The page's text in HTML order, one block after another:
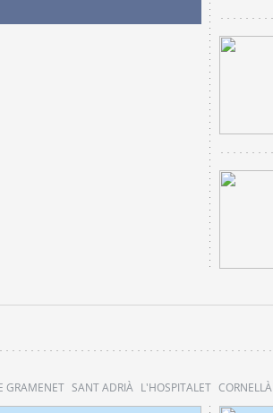
GRAMENET SANT ADRIÀ L'HOSPITALET CORNELLÀ